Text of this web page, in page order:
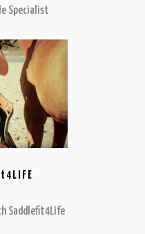
Specialist
Saddlefit4Life